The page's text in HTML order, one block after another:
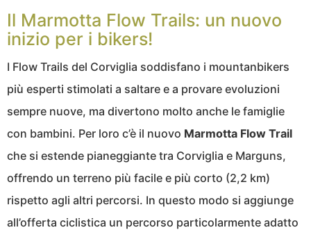
Il Marmotta Flow Trails: un nuovo
inizio per i bikers!
I Flow Trails del Corviglia soddisfano i mountanbikers
più esperti stimolati a saltare e a provare evoluzioni
sempre nuove, ma divertono molto anche le famiglie
con bambini. Per loro c’è il nuovo Marmotta Flow Trail
che si estende pianeggiante tra Corviglia e Marguns,
offrendo un terreno più facile e più corto (2,2 km)
rispetto agli altri percorsi. In questo modo si aggiunge
all’offerta ciclistica un percorso particolarmente adatto